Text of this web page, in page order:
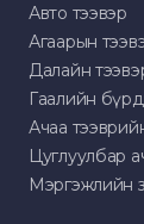
Авто тээвэр
Агаарын
Далайн
Гаалийн
Ачаа
Цуглуулбар
Мэргэжлийн